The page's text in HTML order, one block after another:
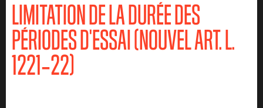
LIMITATION DE LA DURÉE DES
PÉRIODES D'ESSAI (NOUVEL ART. L.
1221‑22)